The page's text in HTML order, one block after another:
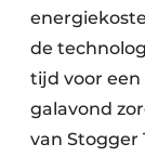
de
tijd voor een
galavond
van Stogger